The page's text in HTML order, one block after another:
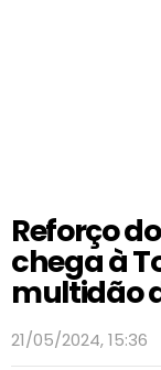
Reforço
chega à
multidão
21/05/2024, 15:36